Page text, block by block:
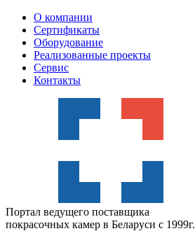
О компании
Сертификаты
Оборудование
Реализованные проекты
Сервис
Контакты
Портал ведущего поставщика
покрасочных камер в Беларуси с 1999г.